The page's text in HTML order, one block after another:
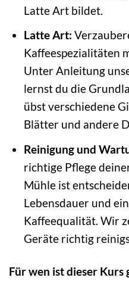
Latte Art bildet.
Latte Art:
Kaffeespezialitäten
Unter Anleitung
lernst du die
übst verschiedene
Blätter und andere
Reinigung und
richtige Pflege
Mühle ist
Lebensdauer und
Kaffeequalität. Wir
Geräte richtig
Für wen ist dieser Kurs